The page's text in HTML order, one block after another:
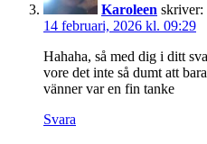
Karoleen skriver:
14 februari, 2026 kl. 09:29
Hahaha, så med dig i ditt
vore det inte så dumt att
vänner var en fin tanke
Svara